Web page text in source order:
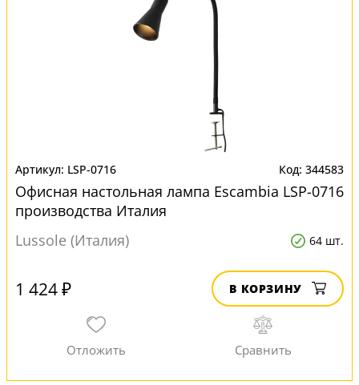
LSP-0716 344583
Офисная настольная лампа Escambia LSP-0716
производства Италия
Lussole (Италия)
64 шт.
1 424 ₽ В КОРЗИНУ